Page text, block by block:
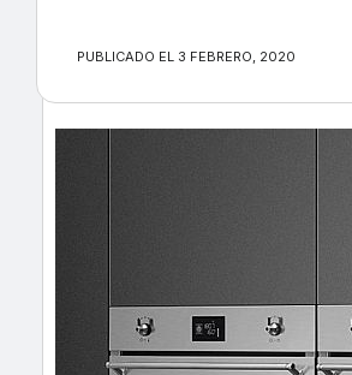
PUBLICADO EL 3 FEBRERO, 2020